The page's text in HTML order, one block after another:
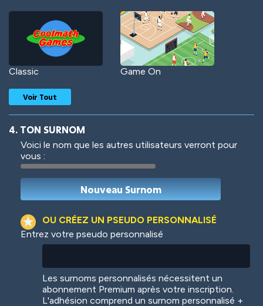
Classic Game On
Woof
Colorful
Voir Tout
4. TON SURNOM
Voici le nom que les autres utilisateurs verront pour
vous :
OU CRÉEZ UN PSEUDO PERSONNALISÉ
Entrez votre pseudo personnalisé
Les surnoms personnalisés nécessitent un
abonnement Premium après votre inscription.
L'adhésion comprend un surnom personnalisé +